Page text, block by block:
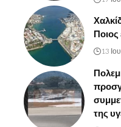
Ποιος
13
της